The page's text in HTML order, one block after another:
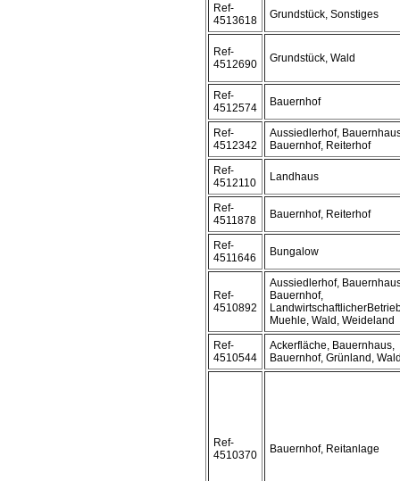
Ref-
4513618
Grundstück, Sonstiges
Ref-
4512690
Grundstück, Wald
Ref-
4512574
Bauernhof
Ref-
4512342
Aussiedlerhof,
Bauernhof, Reiterhof
Ref-
4512110
Landhaus
Ref-
4511878
Bauernhof, Reiterhof
Ref-
4511646
Bungalow
Ref-
4510892
Aussiedlerhof,
Bauernhof,
Muehle, Wald, Weideland
Ref-
4510544
Ackerfläche, Bauernhaus,
Bauernhof, Grünland,
Ref-
4510370
Bauernhof, Reitanlage